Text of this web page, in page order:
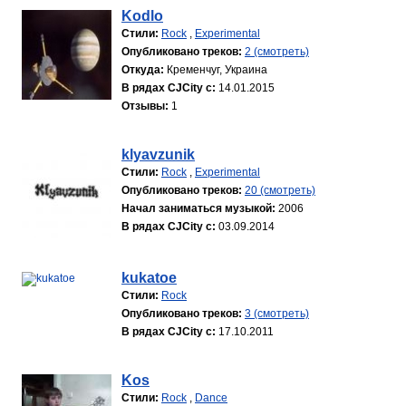
Kodlo
Стили: Rock , Experimental
Опубликовано треков: 2 (смотреть)
Откуда: Кременчуг, Украина
В рядах CJCity с: 14.01.2015
Отзывы: 1
klyavzunik
Стили: Rock , Experimental
Опубликовано треков: 20 (смотреть)
Начал заниматься музыкой: 2006
В рядах CJCity с: 03.09.2014
kukatoe
Стили: Rock
Опубликовано треков: 3 (смотреть)
В рядах CJCity с: 17.10.2011
Kos
Стили: Rock , Dance